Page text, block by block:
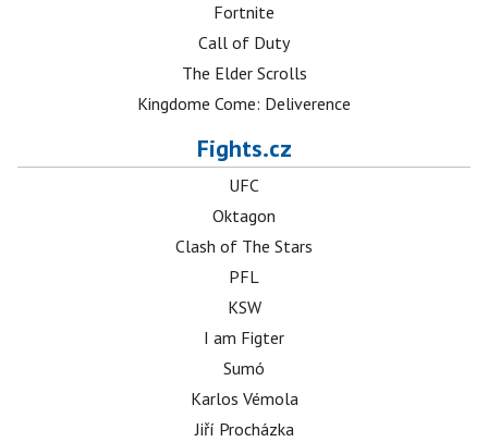
Fortnite
Call of Duty
The Elder Scrolls
Kingdome Come: Deliverence
Fights.cz
UFC
Oktagon
Clash of The Stars
PFL
KSW
I am Figter
Sumó
Karlos Vémola
Jiří Procházka